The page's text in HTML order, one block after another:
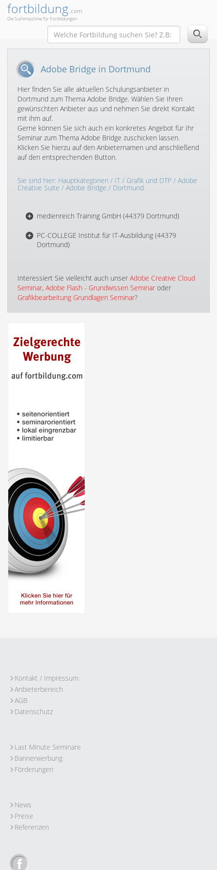
fortbildung.com
Die Suchmaschine für Fortbildungen
Adobe Bridge in Dortmund
Hier finden Sie alle aktuellen Schulungsanbieter in
Dortmund zum Thema Adobe Bridge. Wählen Sie Ihren
gewünschten Anbieter aus und nehmen Sie direkt Kontakt
mit ihm auf.
Gerne können Sie sich auch ein konkretes Angebot für Ihr
Seminar zum Thema Adobe Bridge zuschicken lassen.
Klicken Sie hierzu auf den Anbieternamen und anschließend
auf den entsprechenden Button.
Sie sind hier: Hauptkategorien / IT/ Grafik und DTP / Adobe
Creative Suite / Adobe Bridge / Dortmund
medienreich Training GmbH (44379 Dortmund)
PC-COLLEGE Institut für IT-Ausbildung (44379
Dortmund)
Interessiert Sie vielleicht auch unser Adobe Creative Cloud
Seminar, Adobe Flash - Grundwissen Seminar oder
Grafikbearbeitung Grundlagen Seminar?
Kontakt / Impressum
Anbieterbereich
AGB
Datenschutz
Last Minute Seminare
Bannerwerbung
Förderungen
News
Preise
Referenzen